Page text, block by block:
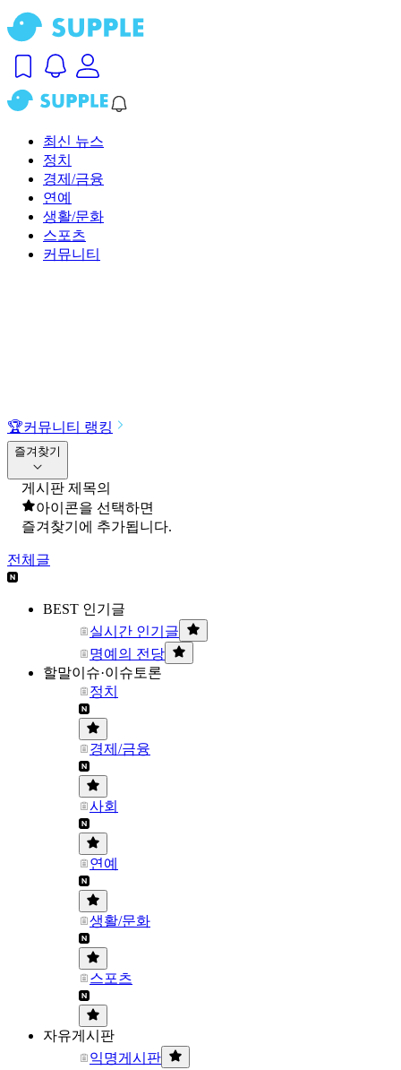
최신 뉴스
정치
경제/금융
연예
생활/문화
스포츠
커뮤니티
🏆커뮤니티 랭킹
즐겨찾기
게시판 제목의
아이콘을 선택하면
즐겨찾기에 추가됩니다.
전체글
BEST 인기글
실시간 인기글
명예의 전당
할말이슈·이슈토론
정치
경제/금융
사회
연예
생활/문화
스포츠
자유게시판
익명게시판